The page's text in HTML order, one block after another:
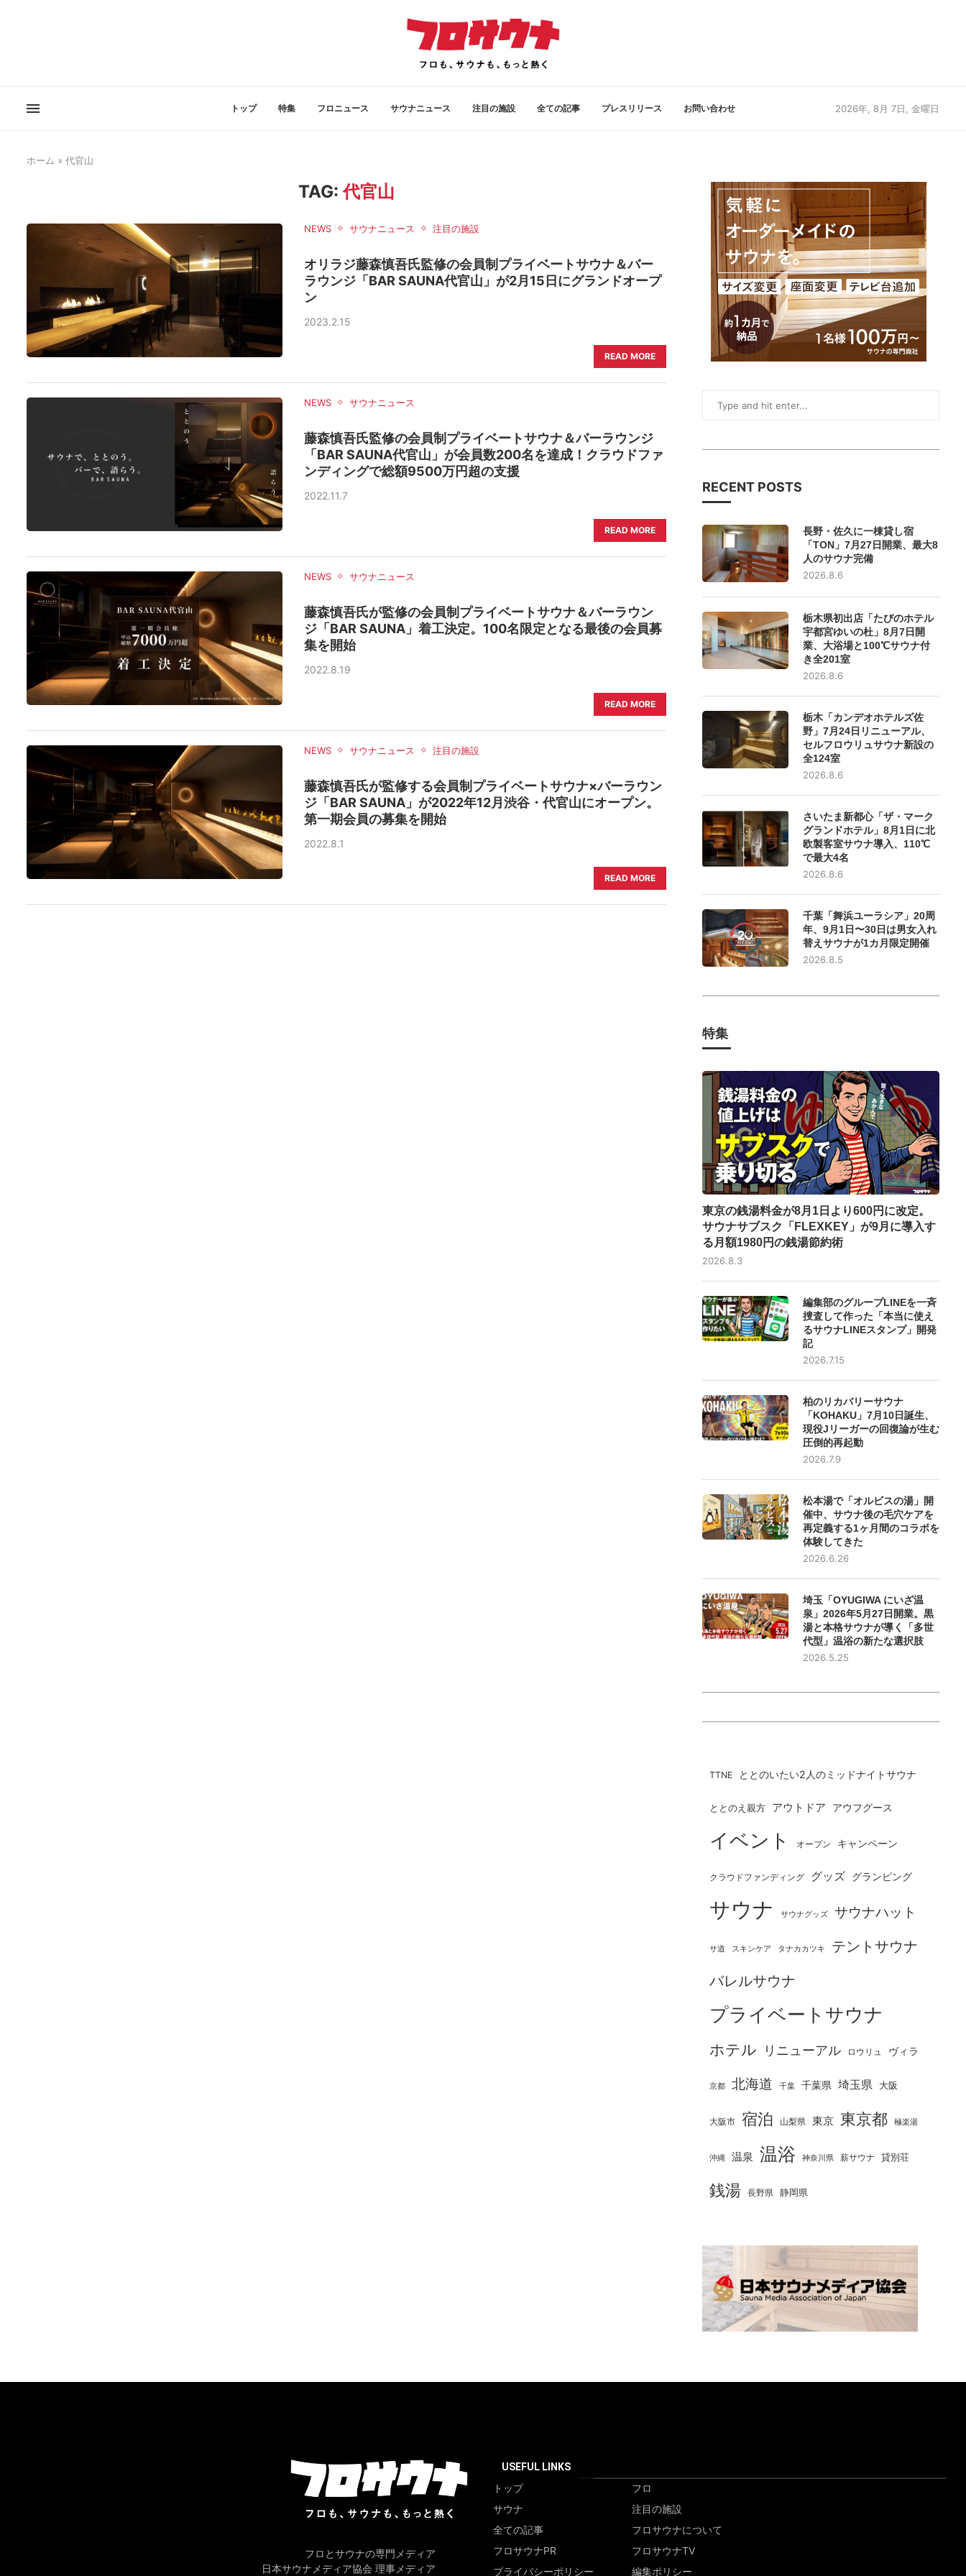
トップ 特集 フロニュース サウナニュース 注目の施設 全ての記事 プレスリリース お問い合わせ 2026年, 8月 7日, 金曜日
ホーム » 代官山
TAG:代官山
NEWS サウナニュース 注目の施設
オリラジ藤森慎吾氏監修の会員制プライベートサウナ＆バー
ラウンジ「BAR SAUNA代官山」が2月15日にグランドオープ
ン
2023.2.15
READ MORE
NEWS サウナニュース
藤森慎吾氏監修の会員制プライベートサウナ＆バーラウンジ
「BAR SAUNA代官山」が会員数200名を達成！クラウドファ
ンディングで総額9500万円超の支援
2022.11.7
READ MORE
NEWS サウナニュース
藤森慎吾氏が監修の会員制プライベートサウナ＆バーラウン
ジ「BAR SAUNA」着工決定。100名限定となる最後の会員募
集を開始
2022.8.19
READ MORE
NEWS サウナニュース 注目の施設
藤森慎吾氏が監修する会員制プライベートサウナ×バーラウン
ジ「BAR SAUNA」が2022年12月渋谷・代官山にオープン。
第一期会員の募集を開始
2022.8.1
READ MORE
RECENT POSTS
長野・佐久に一棟貸し宿
「TON」7月27日開業、最大8
人のサウナ完備
2026.8.6
栃木県初出店「たびのホテル
宇都宮ゆいの杜」8月7日開
業、大浴場と100℃サウナ付
き全201室
2026.8.6
栃木「カンデオホテルズ佐
野」7月24日リニューアル、
セルフロウリュサウナ新設の
全124室
2026.8.6
さいたま新都心「ザ・マーク
グランドホテル」8月1日に北
欧製客室サウナ導入、110℃
で最大4名
2026.8.6
千葉「舞浜ユーラシア」20周
年、9月1日〜30日は男女入れ
替えサウナが1カ月限定開催
2026.8.5
特集
東京の銭湯料金が8月1日より600円に改定。
サウナサブスク「FLEXKEY」が9月に導入す
る月額1980円の銭湯節約術
2026.8.3
編集部のグループLINEを一斉
捜査して作った「本当に使え
るサウナLINEスタンプ」開発
記
2026.7.15
柏のリカバリーサウナ
「KOHAKU」7月10日誕生、
現役Jリーガーの回復論が生む
圧倒的再起動
2026.7.9
松本湯で「オルビスの湯」開
催中、サウナ後の毛穴ケアを
再定義する1ヶ月間のコラボを
体験してきた
2026.6.26
埼玉「OYUGIWA にいざ温
泉」2026年5月27日開業。黒
湯と本格サウナが導く「多世
代型」温浴の新たな選択肢
2026.5.25
TTNE ととのいたい2人のミッドナイトサウナ
ととのえ親方 アウトドア アウフグース
イベント オープン キャンペーン
クラウドファンディング グッズ グランピング
サウナ サウナグッズ サウナハット
サ道 スキンケア タナカカツキ
テントサウナ
バレルサウナ
プライベートサウナ
ホテル リニューアル ロウリュ ヴィラ
京都 北海道 千葉 千葉県 埼玉県 大阪
大阪市 宿泊 山梨県 東京 東京都 極楽湯
沖縄 温泉 温浴 神奈川県 薪サウナ 貸別荘
銭湯 長野県 静岡県
フロとサウナの専門メディア
日本サウナメディア協会 理事メディア
USEFUL LINKS
トップ
フロ
サウナ
注目の施設
全ての記事
フロサウナについて
フロサウナPR
フロサウナTV
プライバシーポリシー
編集ポリシー